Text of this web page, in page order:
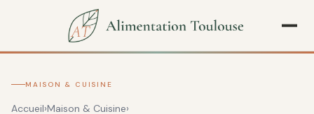
MAISON & CUISINE
Accueil Maison & Cuisine